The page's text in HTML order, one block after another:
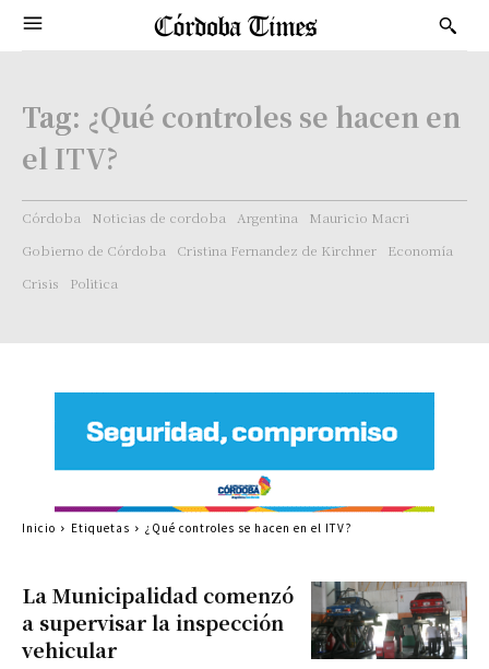
Tag: ¿Qué controles se hacen en
el ITV?
Córdoba Noticias de cordoba Argentina
Mauricio Macri
Gobierno de Córdoba
Cristina Fernandez de Kirchner
Economía
Crisis
Politica
La Municipalidad comenzó
a supervisar la inspección
vehicular
Inicio Etiquetas ¿Qué controles se hacen en el ITV?